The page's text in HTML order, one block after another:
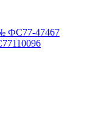
ФС77-47467